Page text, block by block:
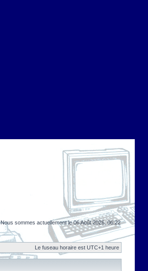
Nous sommes actuellement le 06 Août 2026, 06:22
Le fuseau horaire est UTC+1 heure